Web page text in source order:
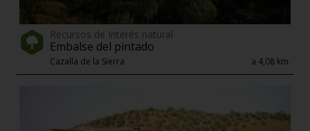
Recursos de Interés natural
Embalse del pintado
Cazalla de la Sierra a 4,08 km.